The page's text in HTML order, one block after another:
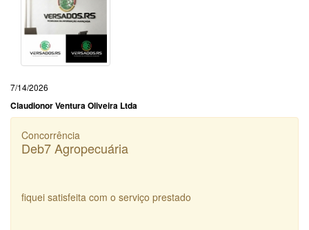
7/14/2026
Claudionor Ventura Oliveira Ltda
Concorrência
Deb7 Agropecuária
fiquei satisfeita com o serviço prestado